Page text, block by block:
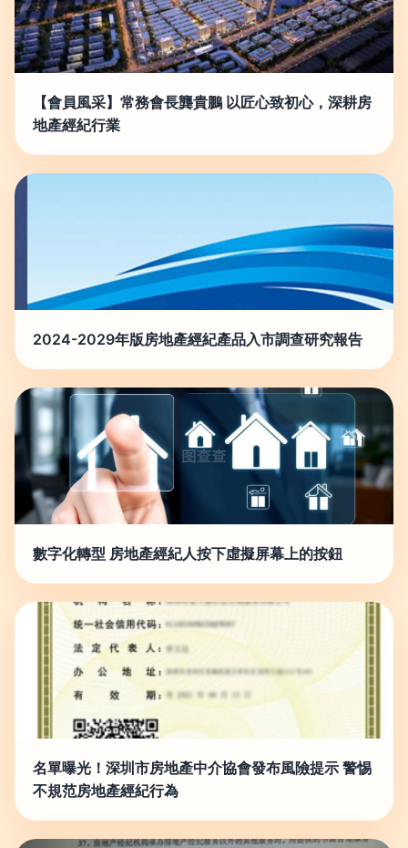
【會員風采】常務會長龔貴鵬 以匠心致初心，深耕房
地產經紀行業
2024-2029年版房地產經紀產品入市調查研究報告
數字化轉型 房地產經紀人按下虛擬屏幕上的按鈕
名單曝光！深圳市房地產中介協會發布風險提示 警惕
不規范房地產經紀行為